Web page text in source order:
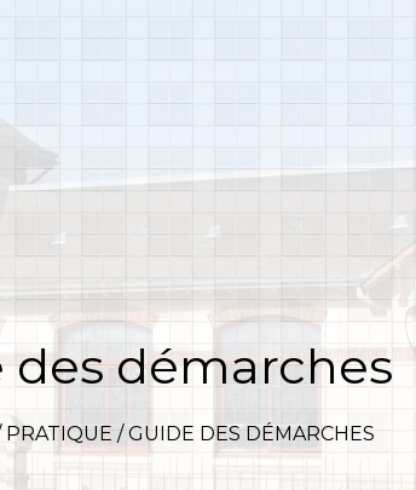
des démarches
PRATIQUE/GUIDE DES DÉMARCHES